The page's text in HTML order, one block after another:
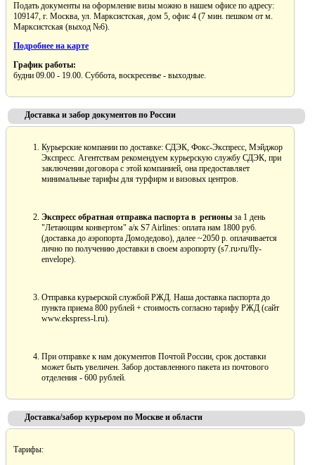
Подать документы на оформление визы можно в нашем офисе по адресу:
109147, г. Москва, ул. Марксистская, дом 5, офис 4 (7 мин. пешком от м.
Марксистская (выход №6).
Подробнее на карте
График работы:
будни 09.00 - 19.00. Суббота, воскресенье - выходные.
Доставка и забор документов по России
Курьерские компании по доставке: СДЭК, Фокс-Экспресс, Мэйджор
Экспресс. Агентствам рекомендуем курьерскую службу СДЭК, при
заключении договора с этой компанией, она предоставляет
минимальные тарифы для турфирм и визовых центров.
Экспресс обратная отправка паспорта в регионы за 1 день
"Летающим конвертом" а/к S7 Airlines: оплата нам 1800 руб.
(доставка до аэропорта Домодедово), далее ~2050 р. оплачивается
лично по получению доставки в своем аэропорту (s7.ru›ru/fly-
envelope).
Отправка курьерской службой РЖД. Наша доставка паспорта до
пункта приема 800 рублей + стоимость согласно тарифу РЖД (сайт
www.ekspress-l.ru).
При отправке к нам документов Почтой России, срок доставки
может быть увеличен. Забор доставленного пакета из почтового
отделения - 600 рублей.
Доставка/забор курьером по Москве и области
Тарифы: